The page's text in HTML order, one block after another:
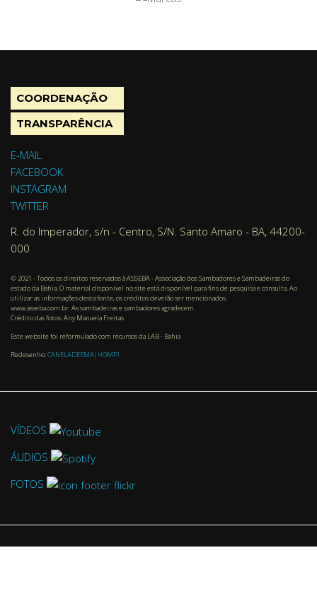
COORDENAÇÃO
TRANSPARÊNCIA
E-MAIL
FACEBOOK
INSTAGRAM
TWITTER
R. do Imperador, s/n - Centro, S/N. Santo Amaro - BA, 44200-
000
© 2021 - Todos os direitos reservados à ASSEBA - Associação dos Sambadores e Sambadeiras do
estado da Bahia. O material disponível no site está disponível para fins de pesquisa e consulta. Ao
utilizar as informações desta fonte, os créditos deverão ser mencionados.
www.asseba.com.br. As sambadeiras e sambadores agradecem.
Crédito das fotos: Any Manuela Freitas
Este website foi reformulado com recursos da LAB - Bahia
Redesenho:CANELADEEMA|HOMP!
VÍDEOS
ÁUDIOS
FOTOS